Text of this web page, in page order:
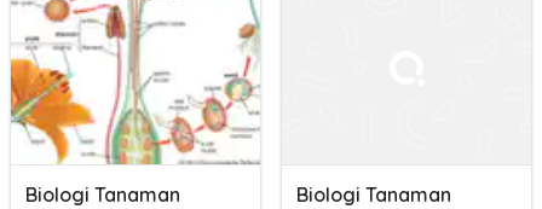
Biologi Tanaman Biologi Tanaman